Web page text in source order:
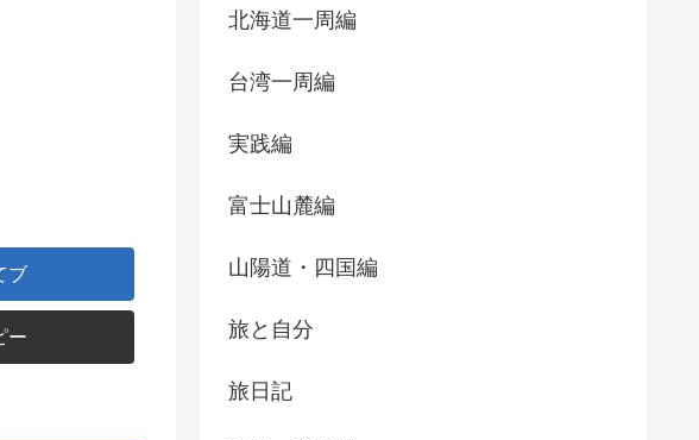
ブ
ー
北海道一周編
台湾一周編
実践編
富士山麓編
山陽道・四国編
旅と自分
旅日記